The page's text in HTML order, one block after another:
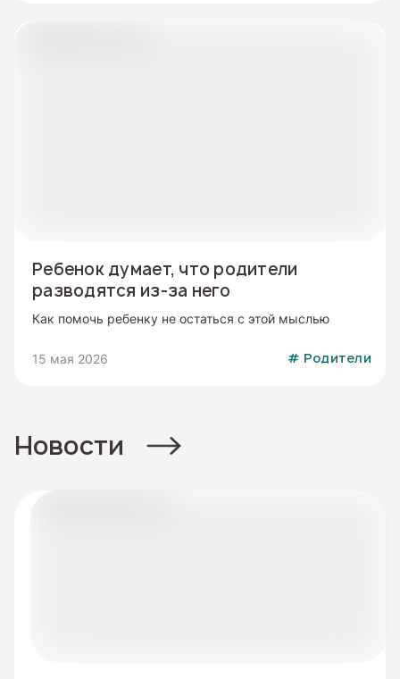
Ребенок думает, что родители
разводятся из-за него
Как помочь ребенку не остаться с этой мыслью
15 мая 2026 # Родители
Новости